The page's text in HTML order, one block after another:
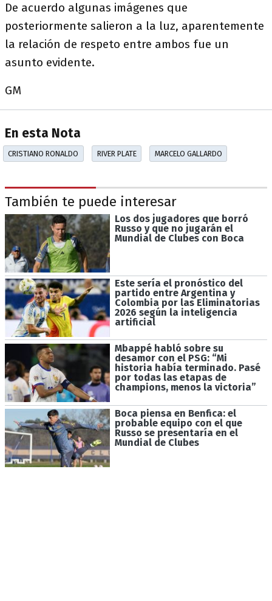
De acuerdo algunas imágenes que
posteriormente salieron a la luz, aparentemente
la relación de respeto entre ambos fue un
asunto evidente.
GM
En esta Nota
CRISTIANO RONALDO RIVER PLATE MARCELO GALLARDO
También te puede interesar
Los dos jugadores que borró
Russo y que no jugarán el
Mundial de Clubes con Boca
Este sería el pronóstico del
partido entre Argentina y
Colombia por las Eliminatorias
2026 según la inteligencia
artificial
Mbappé habló sobre su
desamor con el PSG: “Mi
historia había terminado. Pasé
por todas las etapas de
champions, menos la victoria”
Boca piensa en Benfica: el
probable equipo con el que
Russo se presentaría en el
Mundial de Clubes